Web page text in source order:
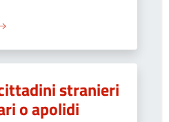
stranieri
o apolidi